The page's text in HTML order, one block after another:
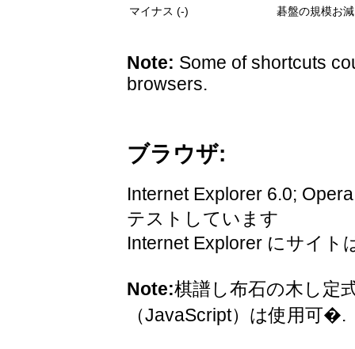
マイナス (-)
碁盤の規模お
Note: Some of shortcuts
browsers.
ブラウザ:
Internet Explorer 6.0;
テストしています
Internet Explorer にサイト
Note:棋譜し布石の木し定
（JavaScript）は使用可�.